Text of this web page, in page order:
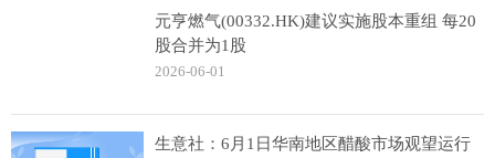
元亨燃气(00332.HK)建议实施股本重组 每20
股合并为1股
2026-06-01
生意社：6月1日华南地区醋酸市场观望运行